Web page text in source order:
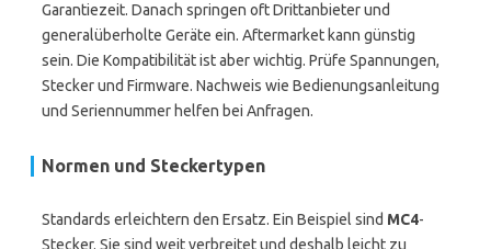
Garantiezeit. Danach springen oft Drittanbieter und
generalüberholte Geräte ein. Aftermarket kann günstig
sein. Die Kompatibilität ist aber wichtig. Prüfe Spannungen,
Stecker und Firmware. Nachweis wie Bedienungsanleitung
und Seriennummer helfen bei Anfragen.
Normen und Steckertypen
Standards erleichtern den Ersatz. Ein Beispiel sind MC4-
Stecker. Sie sind weit verbreitet und deshalb leicht zu